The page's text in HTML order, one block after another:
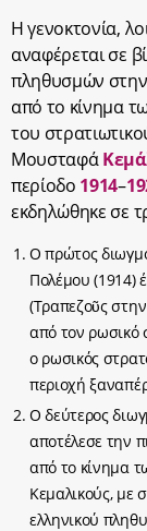
Η γενοκτονία,
αναφέρεται σε
πληθυσμών
από το κίνημα
του
Μουσταφά
περίοδο 1914–
εκδηλώθηκε σε
Ο πρώτος
Πολέμου (1914)
(Τραπεζοῦς
από τον ρωσικό
ο ρωσικός
περιοχή
Ο δεύτερος
αποτέλεσε την
από το κίνημα
Κεμαλικούς, με
ελληνικού